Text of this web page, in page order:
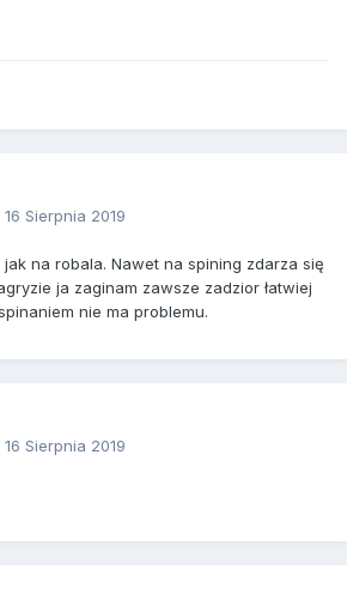
16 Sierpnia 2019
jak na robala. Nawet na spining zdarza się
ja zaginam zawsze zadzior łatwiej
nie ma problemu.
16 Sierpnia 2019